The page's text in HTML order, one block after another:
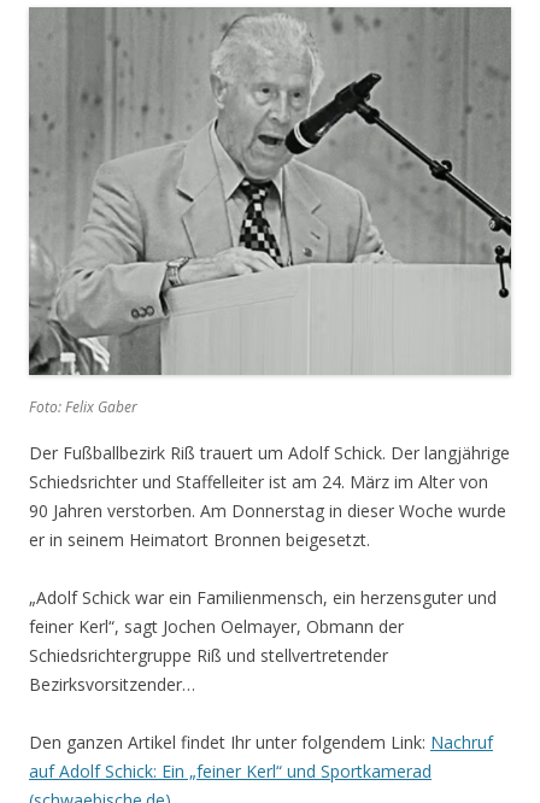
Foto: Felix Gaber
Der Fußballbezirk Riß trauert um Adolf Schick. Der langjährige
Schiedsrichter und Staffelleiter ist am 24. März im Alter von
90 Jahren verstorben. Am Donnerstag in dieser Woche wurde
er in seinem Heimatort Bronnen beigesetzt.
„Adolf Schick war ein Familienmensch, ein herzensguter und
feiner Kerl“, sagt Jochen Oelmayer, Obmann der
Schiedsrichtergruppe Riß und stellvertretender
Bezirksvorsitzender…
Den ganzen Artikel findet Ihr unter folgendem Link: Nachruf
auf Adolf Schick: Ein „feiner Kerl“ und Sportkamerad